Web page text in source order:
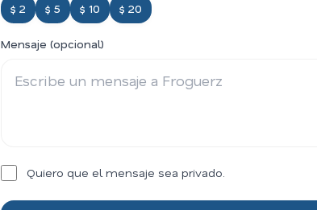
$ 2 $ 5 $ 10 $ 20
Mensaje (opcional)
Quiero que el mensaje sea privado.